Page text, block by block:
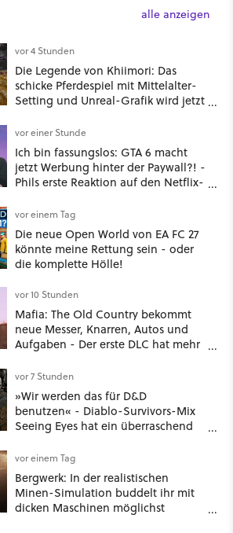
alle anzeigen
vor 4 Stunden
Die Legende von Khiimori: Das
schicke Pferdespiel mit Mittelalter-
Setting und Unreal-Grafik wird jetzt
vor einer Stunde
Ich bin fassungslos: GTA 6 macht
jetzt Werbung hinter der Paywall?! -
Phils erste Reaktion auf den Netflix-
vor einem Tag
Die neue Open World von EA FC 27
könnte meine Rettung sein - oder
die komplette Hölle!
vor 10 Stunden
Mafia: The Old Country bekommt
neue Messer, Knarren, Autos und
Aufgaben - Der erste DLC hat mehr
vor 7 Stunden
»Wir werden das für D&D
benutzen« - Diablo-Survivors-Mix
Seeing Eyes hat ein überraschend
vor einem Tag
Bergwerk: In der realistischen
Minen-Simulation buddelt ihr mit
dicken Maschinen möglichst